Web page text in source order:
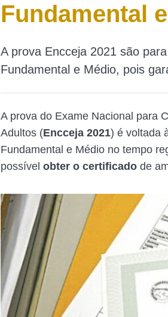
Fundamental
A prova Encceja 2021 são
Fundamental e Médio, pois
A prova do Exame Nacional para
Adultos (Encceja 2021) é voltada
Fundamental e Médio no tempo
possível obter o certificado de